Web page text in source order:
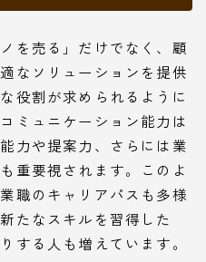
を売る」だけでなく、顧
なソリューションを提供
役割が求められるように
ミュニケーション能力は
力や提案力、さらには業
重要視されます。このよ
職のキャリアパスも多様
たなスキルを習得した
する人も増えています。